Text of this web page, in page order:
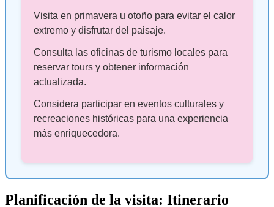
Visita en primavera u otoño para evitar el calor
extremo y disfrutar del paisaje.
Consulta las oficinas de turismo locales para
reservar tours y obtener información
actualizada.
Considera participar en eventos culturales y
recreaciones históricas para una experiencia
más enriquecedora.
Planificación de la visita: Itinerario